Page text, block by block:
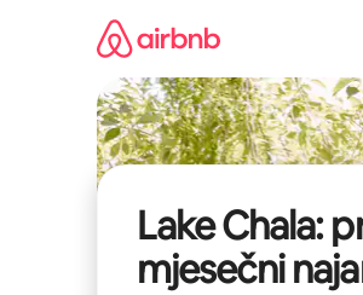
Lake Chala:
mjesečni